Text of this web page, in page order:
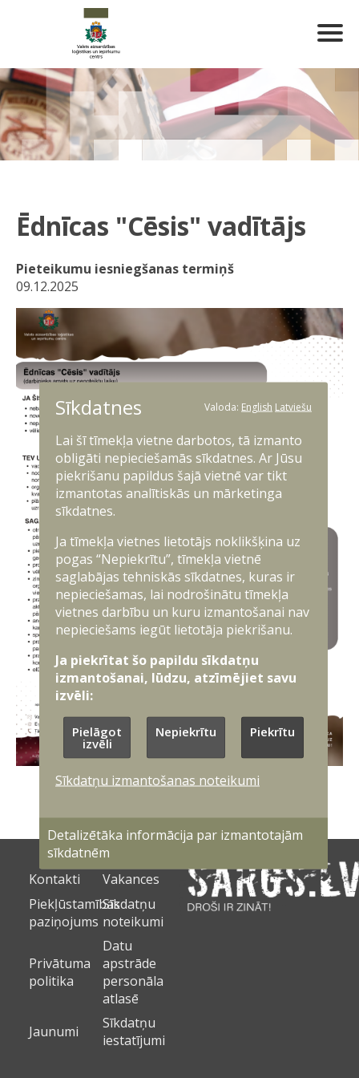
Ēdnīcas "Cēsis" vadītājs
Pieteikumu iesniegšanas termiņš
09.12.2025
Kontakti
Vakances
Piekļūstamības
paziņojums
Sīkdatņu
noteikumi
Privātuma
politika
Datu
apstrāde
personāla
atlasē
Jaunumi
Sīkdatņu
iestatījumi
Sīkdatnes Valoda: English Latviešu
Lai šī tīmekļa vietne darbotos, tā izmanto
obligāti nepieciešamās sīkdatnes. Ar Jūsu
piekrišanu papildus šajā vietnē var tikt
izmantotas analītiskās un mārketinga
sīkdatnes.
Ja tīmekļa vietnes lietotājs noklikšķina uz
pogas “Nepiekrītu”, tīmekļa vietnē
saglabājas tehniskās sīkdatnes, kuras ir
nepieciešamas, lai nodrošinātu tīmekļa
vietnes darbību un kuru izmantošanai nav
nepieciešams iegūt lietotāja piekrišanu.
Ja piekrītat šo papildu sīkdatņu
izmantošanai, lūdzu, atzīmējiet savu
izvēli:
Pielāgot
izvēli
Nepiekrītu Piekrītu
Sīkdatņu izmantošanas noteikumi
Detalizētāka informācija par izmantotajām
sīkdatnēm